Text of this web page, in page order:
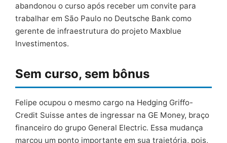
abandonou o curso após receber um convite para
trabalhar em São Paulo no Deutsche Bank como
gerente de infraestrutura do projeto Maxblue
Investimentos.
Sem curso, sem bônus
Felipe ocupou o mesmo cargo na Hedging Griffo-
Credit Suisse antes de ingressar na GE Money, braço
financeiro do grupo General Electric. Essa mudança
marcou um ponto importante em sua trajetória, pois,